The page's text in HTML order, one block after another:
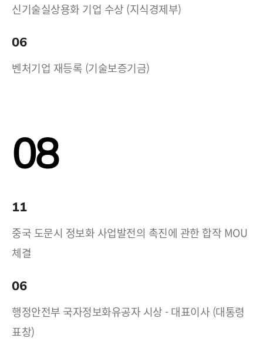
신기술실상용화 기업 수상 (지식경제부)
06
벤처기업 재등록 (기술보증기금)
08
11
중국 도문시 정보화 사업발전의 촉진에 관한 합작 MOU
체결
06
행정안전부 국자정보화유공자 시상 - 대표이사 (대통령
표창)